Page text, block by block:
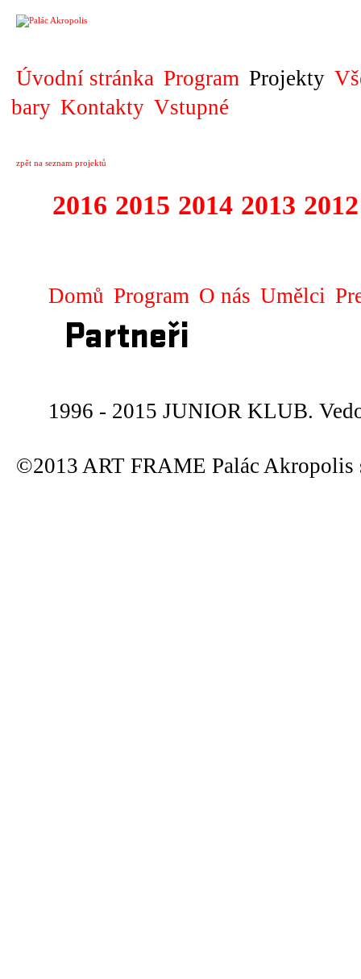
Úvodní stránka Program Projekty
bary Kontakty Vstupné
zpět na seznam projektů
2016 2015 2014 2013 2012
Domů Program O nás Umělci
Partneři
1996 - 2015 JUNIOR KLUB.
©2013 ART FRAME Palác Akropolis